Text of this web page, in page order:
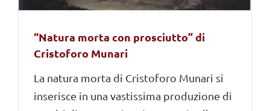
“Natura morta con prosciutto” di
Cristoforo Munari
La natura morta di Cristoforo Munari si
inserisce in una vastissima produzione di